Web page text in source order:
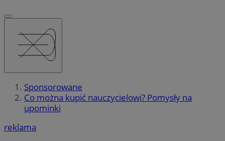
Sponsorowane
Co można kupić nauczycielowi? Pomysły na
upominki
reklama